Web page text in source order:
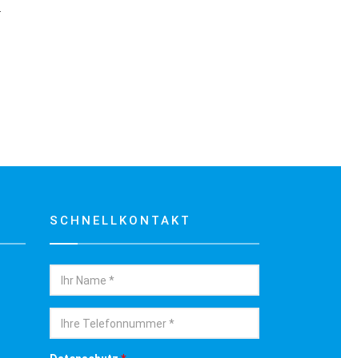
SCHNELLKONTAKT